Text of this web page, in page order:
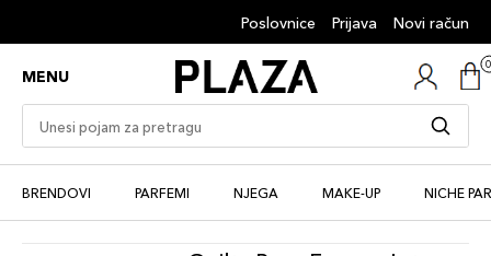
Poslovnice Prijava Novi račun
MENU
BRENDOVI PARFEMI NJEGA MAKE-UP NICHE